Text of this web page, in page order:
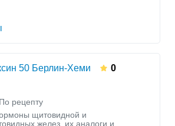
50 Берлин-Хеми 0
рецепту
щитовидной и
желез, их аналоги и